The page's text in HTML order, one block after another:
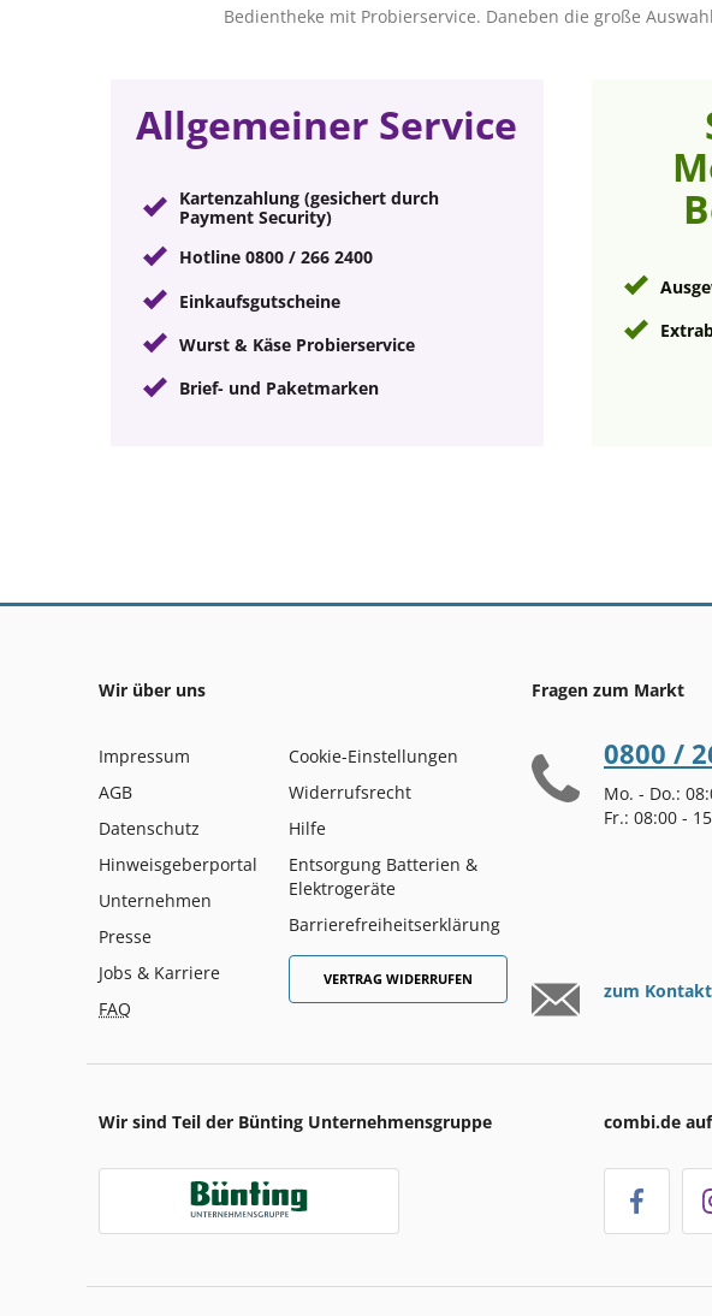
Bedientheke mit Probierservice. Daneben die große
Allgemeiner Service
Kartenzahlung (gesichert durch
Payment Security)
Hotline 0800 / 266 2400
Einkaufsgutscheine
Wurst & Käse Probierservice
Brief- und Paketmarken
Wir über uns
Impressum
AGB
Datenschutz
Hinweisgeberportal
Unternehmen
Presse
Jobs & Karriere
FAQ
Cookie-Einstellungen
Widerrufsrecht
Hilfe
Entsorgung Batterien &
Elektrogeräte
Barrierefreiheitserklärung
VERTRAG WIDERRUFEN
Fragen zum Markt
0800 /
Mo. - Do.:
Fr.: 08:00 -
zum
Wir sind Teil der Bünting Unternehmensgruppe combi.de auf